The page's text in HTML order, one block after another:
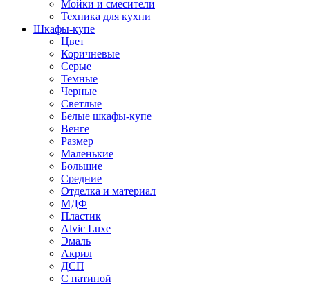
Мойки и смесители
Техника для кухни
Шкафы-купе
Цвет
Коричневые
Серые
Темные
Черные
Светлые
Белые шкафы-купе
Венге
Размер
Маленькие
Большие
Средние
Отделка и материал
МДФ
Пластик
Alvic Luxe
Эмаль
Акрил
ДСП
С патиной